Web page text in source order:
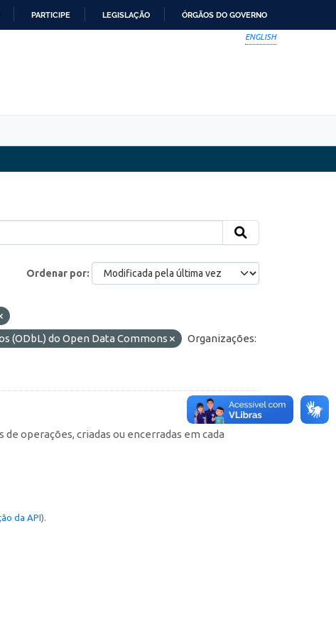
PARTICIPE LEGISLAÇÃO ÓRGÃOS DO GOVERNO
ENGLISH
Ordenar por
(ODbL) do Open Data Commons
Organizações:
operações, criadas ou encerradas em cada
da API).